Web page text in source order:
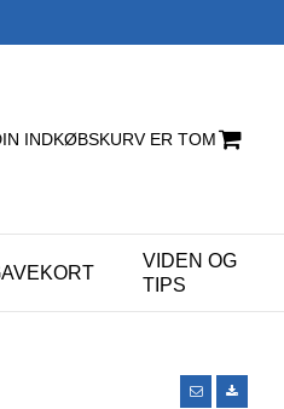
INDKØBSKURV ER TOM
VIDEN OG
TIPS